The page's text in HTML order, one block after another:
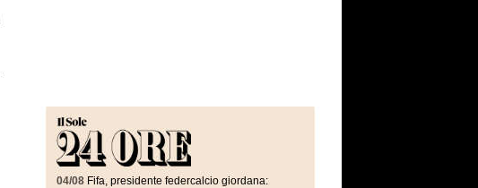
04/08 Fifa, presidente federcalcio giordana: